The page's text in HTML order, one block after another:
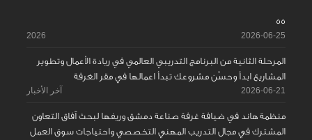
55
2026-06-25
2026
المرحلة الثانية من البرنامج التدريبي العالمي في ريادة الأعمال وتطوير
المشاريع ابدأ وحسّن مشروعك تبدأ اعمالها في مقر الغرفة
2026-06-21 آخر الأخبار
منظمة هاند في ضيافة غرفة صناعة دمشق وريفها لبحث آفاق التعاون
المشترك في مجال التدريب المهني التخصصي واحتياجات سوق العمل